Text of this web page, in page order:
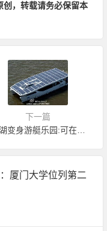
创，转载请务必保留本
下一篇
筼筜湖变身游艇乐园:可在太阳能游船上开party
厦门大学位列第二